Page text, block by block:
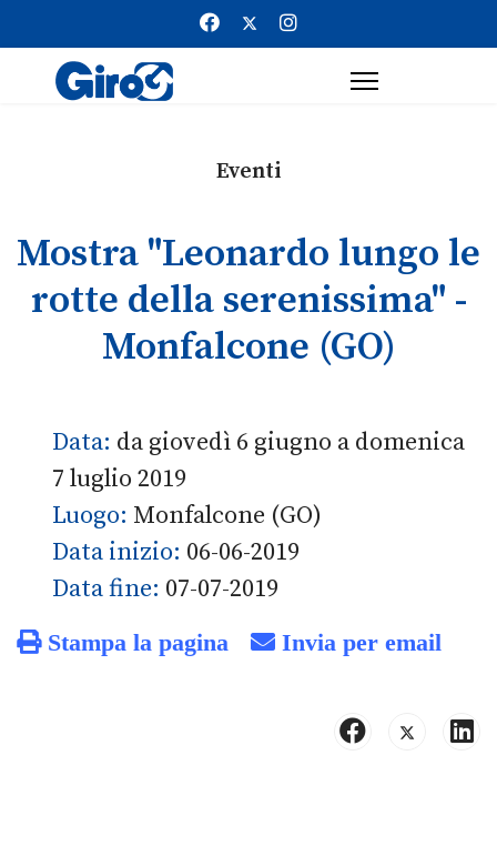
Eventi
Mostra "Leonardo lungo le
rotte della serenissima" -
Monfalcone (GO)
Data: da giovedì 6 giugno a domenica
7 luglio 2019
Luogo: Monfalcone (GO)
Data inizio: 06-06-2019
Data fine: 07-07-2019
Stampa la pagina Invia per email